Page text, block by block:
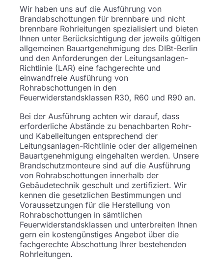
Wir haben uns auf die Ausführung von
Brandabschottungen für brennbare und nicht
brennbare Rohrleitungen spezialisiert und bieten
Ihnen unter Berücksichtigung der jeweils gültigen
allgemeinen Bauartgenehmigung des DIBt-Berlin
und den Anforderungen der Leitungsanlagen-
Richtlinie (LAR) eine fachgerechte und
einwandfreie Ausführung von
Rohrabschottungen in den
Feuerwiderstandsklassen R30, R60 und R90 an.
Bei der Ausführung achten wir darauf, dass
erforderliche Abstände zu benachbarten Rohr-
und Kabelleitungen entsprechend der
Leitungsanlagen-Richtlinie oder der allgemeinen
Bauartgenehmigung eingehalten werden. Unsere
Brandschutzmonteure sind auf die Ausführung
von Rohrabschottungen innerhalb der
Gebäudetechnik geschult und zertifiziert. Wir
kennen die gesetzlichen Bestimmungen und
Voraussetzungen für die Herstellung von
Rohrabschottungen in sämtlichen
Feuerwiderstandsklassen und unterbreiten Ihnen
gern ein kostengünstiges Angebot über die
fachgerechte Abschottung Ihrer bestehenden
Rohrleitungen.